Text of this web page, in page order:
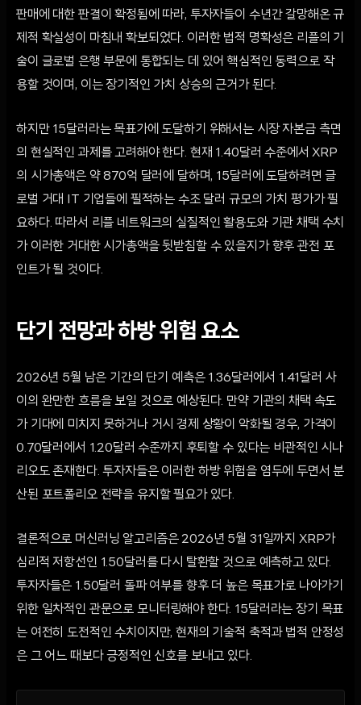
판매에 대한 판결이 확정됨에 따라, 투자자들이 수년간 갈망해온 규
제적 확실성이 마침내 확보되었다. 이러한 법적 명확성은 리플의 기
술이 글로벌 은행 부문에 통합되는 데 있어 핵심적인 동력으로 작
용할 것이며, 이는 장기적인 가치 상승의 근거가 된다.
하지만 15달러라는 목표가에 도달하기 위해서는 시장 자본금 측면
의 현실적인 과제를 고려해야 한다. 현재 1.40달러 수준에서 XRP
의 시가총액은 약 870억 달러에 달하며, 15달러에 도달하려면 글
로벌 거대 IT 기업들에 필적하는 수조 달러 규모의 가치 평가가 필
요하다. 따라서 리플 네트워크의 실질적인 활용도와 기관 채택 수치
가 이러한 거대한 시가총액을 뒷받침할 수 있을지가 향후 관전 포
인트가 될 것이다.
단기 전망과 하방 위험 요소
2026년 5월 남은 기간의 단기 예측은 1.36달러에서 1.41달러 사
이의 완만한 흐름을 보일 것으로 예상된다. 만약 기관의 채택 속도
가 기대에 미치지 못하거나 거시 경제 상황이 악화될 경우, 가격이
0.70달러에서 1.20달러 수준까지 후퇴할 수 있다는 비관적인 시나
리오도 존재한다. 투자자들은 이러한 하방 위험을 염두에 두면서 분
산된 포트폴리오 전략을 유지할 필요가 있다.
결론적으로 머신러닝 알고리즘은 2026년 5월 31일까지 XRP가
심리적 저항선인 1.50달러를 다시 탈환할 것으로 예측하고 있다.
투자자들은 1.50달러 돌파 여부를 향후 더 높은 목표가로 나아가기
위한 일차적인 관문으로 모니터링해야 한다. 15달러라는 장기 목표
는 여전히 도전적인 수치이지만, 현재의 기술적 축적과 법적 안정성
은 그 어느 때보다 긍정적인 신호를 보내고 있다.